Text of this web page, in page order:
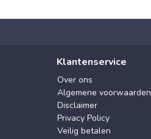
Klantenservice
Over ons
Algemene voorwaarden
Disclaimer
Privacy Policy
Veilig betalen